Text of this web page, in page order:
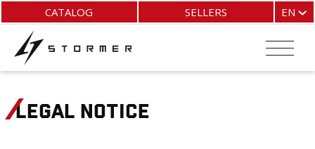
Skip
main
content
CATALOG SELLERS
EN
EN
ES
LEGAL NOTICE
Cookies management panel